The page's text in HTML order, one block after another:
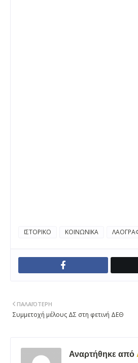
ΙΣΤΟΡΙΚΟ ΚΟΙΝΩΝΙΚΑ
ΠΑΛΑΙΌΤΕΡΗ
Συμμετοχή μέλους ΔΣ στη φετινή ΔΕΘ
Αναρτήθηκε από